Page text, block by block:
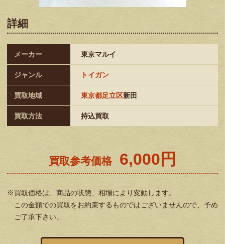
詳細
メーカー 東京マルイ
ジャンル トイガン
買取地域 東京都足立区新田
買取方法 持込買取
買取参考価格 6,000円
※買取価格は、商品の状態、相場により変動します。
この金額での買取をお約束するものではございませんので、予め
ご了承下さい。